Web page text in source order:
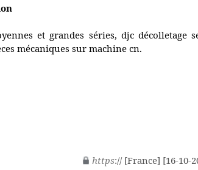
et grandes séries, djc décolletage
mécaniques sur machine cn.
https:// [France] [16-10-